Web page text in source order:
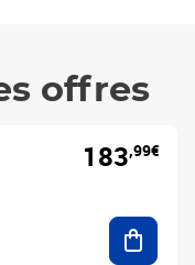
offres
183,99€